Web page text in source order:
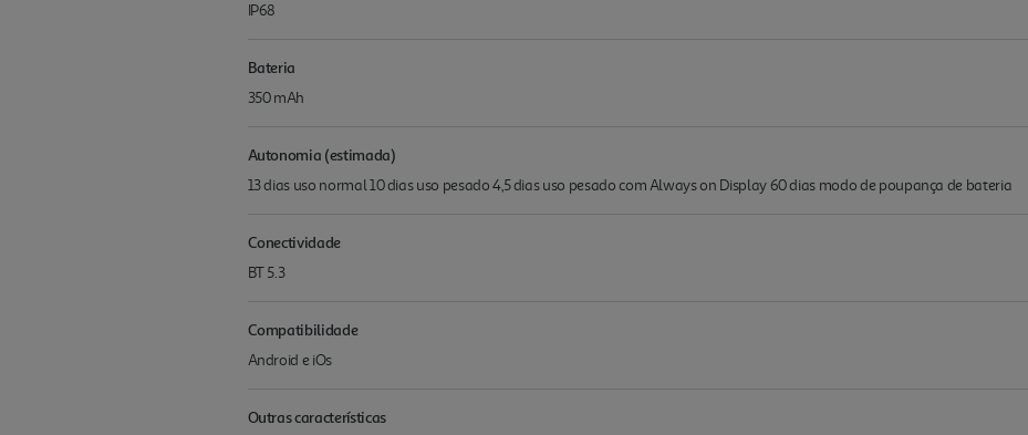
IP68
Bateria
350 mAh
Autonomia (estimada)
13 dias uso normal 10 dias uso pesado 4,5 dias uso pesado com Always on Display 60 dias modo de poupança de bateria
Conectividade
BT 5.3
Compatibilidade
Android e iOs
Outras características